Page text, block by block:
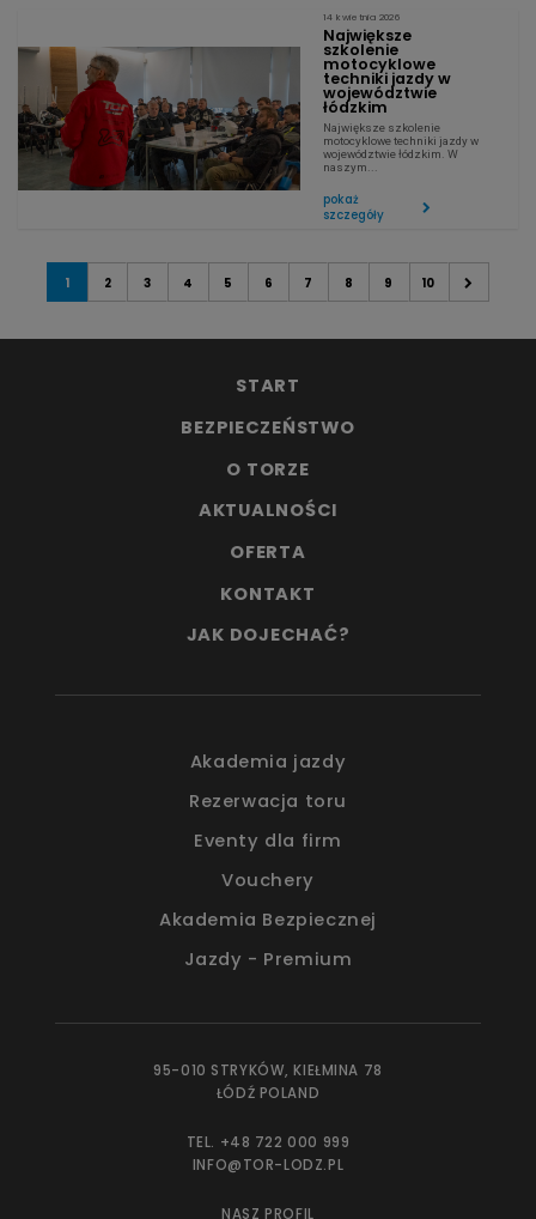
14 kwietnia 2026
Największe
szkolenie
motocyklowe
techniki jazdy w
województwie
łódzkim
Największe szkolenie
motocyklowe techniki jazdy w
województwie łódzkim. W
naszym...
pokaż
szczegóły
1 2 3 4 5 6 7 8 9 10
START
BEZPIECZEŃSTWO
O TORZE
AKTUALNOŚCI
OFERTA
KONTAKT
JAK DOJECHAĆ?
Akademia jazdy
Rezerwacja toru
Eventy dla firm
Vouchery
Akademia Bezpiecznej
Jazdy - Premium
95-010 STRYKÓW, KIEŁMINA 78
ŁÓDŹ POLAND
TEL. +48 722 000 999
INFO@TOR-LODZ.PL
NASZ PROFIL